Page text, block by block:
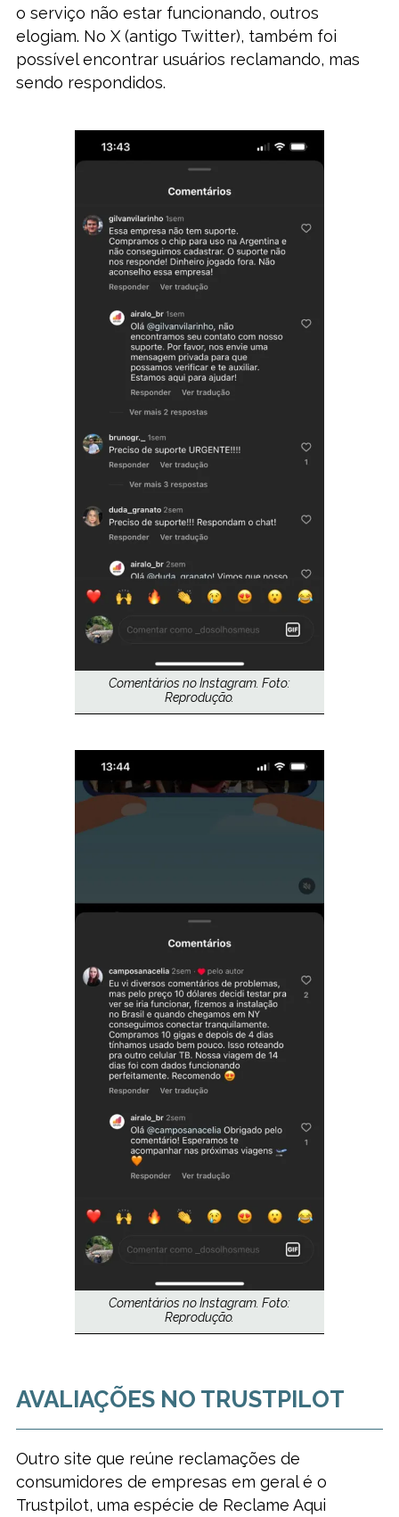
o serviço não estar funcionando, outros
elogiam. No X (antigo Twitter), também foi
possível encontrar usuários reclamando, mas
sendo respondidos.
Comentários no Instagram. Foto:
Reprodução.
Comentários no Instagram. Foto:
Reprodução.
AVALIAÇÕES NO TRUSTPILOT
Outro site que reúne reclamações de
consumidores de empresas em geral é o
Trustpilot, uma espécie de Reclame Aqui